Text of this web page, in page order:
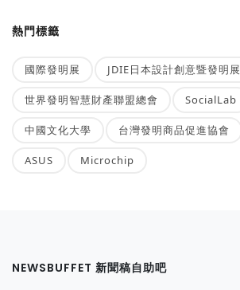
熱門標籤
國際發明展 JDIE日本設計創意暨發明展
世界發明智慧財產聯盟總會 SocialLab
中國文化大學 台灣發明商品促進協會
ASUS Microchip
NEWSBUFFET 新聞稿自助吧